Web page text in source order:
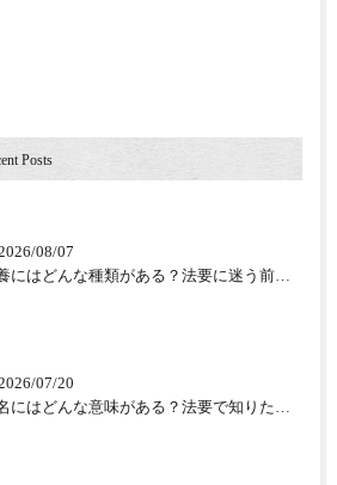
Posts
08/07
供養にはどんな種類がある？法要に迷う前に知る意味
07/20
戒名にはどんな意味がある？法要で知りたい仏教の心